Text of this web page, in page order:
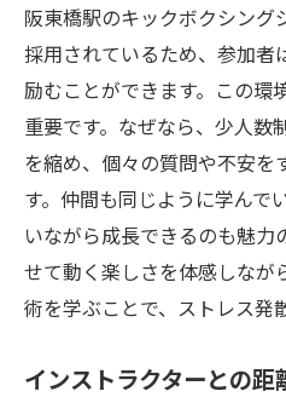
阪東橋駅のキックボクシング
採用されているため、参加者
励むことができます。この環
重要です。なぜなら、少人数
を縮め、個々の質問や不安を
す。仲間も同じように学んで
いながら成長できるのも魅力
せて動く楽しさを体感しなが
術を学ぶことで、ストレス発
インストラクターとの